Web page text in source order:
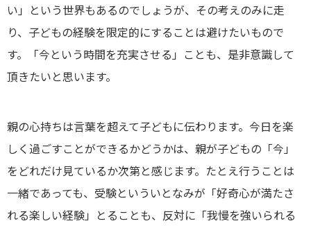
い」という世界もあるのでしょうが、その考えのみに走
り、子どもの経験を限定的にすることは避けたいもので
す。「今という時間を充実させる」ことも、是非意識して
頂きたいと思います。
親の心持ちは言葉を超えて子どもに伝わります。今日を楽
しく過ごすことができるかどうかは、親が子どもの「今」
をどれだけ見ているか次第と感じます。たとえ行うことは
一緒であっても、受験といういとなみが「好奇心が満たさ
れる楽しい経験」とることも、反対に「我慢を強いられる